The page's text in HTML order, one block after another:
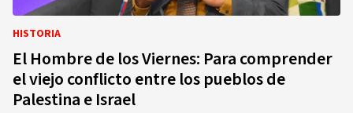
HISTORIA
El Hombre de los Viernes: Para comprender
el viejo conflicto entre los pueblos de
Palestina e Israel